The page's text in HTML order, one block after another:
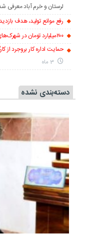
لرستان و خرم آباد معرفی
رفع موانع تولید، هدف
۲۰۰میلیارد تومان در شهرک‌های صنعتی بروجرد سرمایه‌گذاری می‌شود
حمایت اداره کار بروجرد از
3 ماه
دسته‌بندی نشده